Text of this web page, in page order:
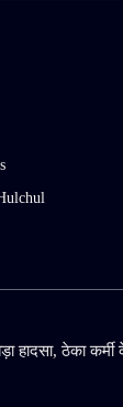
हादसा, ठेका